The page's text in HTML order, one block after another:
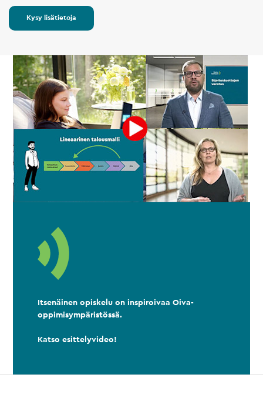
Kysy lisätietoja
Itsenäinen opiskelu on inspiroivaa Oiva-
oppimisympäristössä.
Katso esittelyvideo!